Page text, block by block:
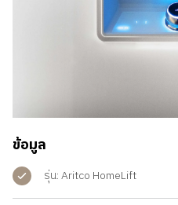
ข้อมูล
รุ่น: Aritco HomeLift